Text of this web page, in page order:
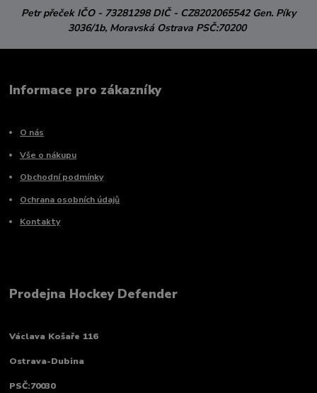
Petr přeček IČO - 73281298DIČ - CZ8202065542 Gen. Píky
3036/1b, Moravská Ostrava PSČ:70200
Informace pro zákazníky
O nás
Vše o nákupu
Obchodní podmínky
Ochrana osobních údajů
Kontakty
Prodejna Hockey Defender
Václava Košaře 116
Ostrava-Dubina
PSČ:70030